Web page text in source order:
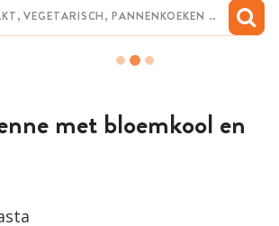
met bloemkool en